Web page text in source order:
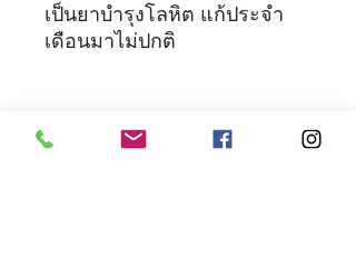
เป็นยาบำรุงโลหิต แก้ประจำ
เดือนมาไม่ปกติ